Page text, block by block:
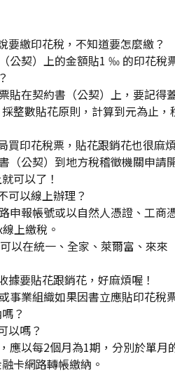
要繳印花稅，不知道要怎麼繳？
公契）上的金額貼1 ‰ 的印花稅
貼在契約書（公契）上，要記得
整數貼花原則，計算到元為止
買印花稅票，貼花跟銷花也很麻
（公契）到地方稅稽徵機關申
可以了！
可以線上辦理？
申報帳號或以自然人憑證、工
上繳稅。
以在統一、全家、萊爾富、來來
據要貼花跟銷花，好麻煩喔！
事業組織如果因書立應貼印花
？
以嗎？
應以每2個月為1期，分別於單
卡網路轉帳繳納。